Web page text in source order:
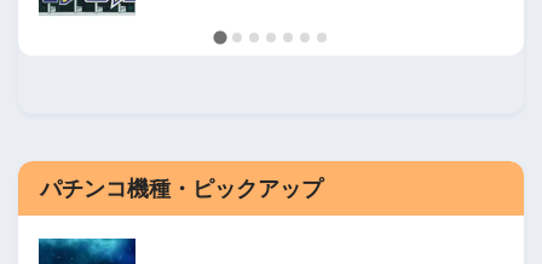
パチンコ機種・ピックアップ